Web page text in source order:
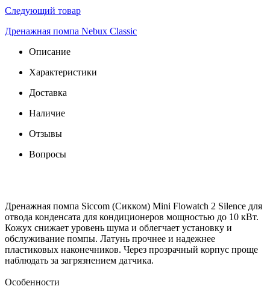
Следующий товар
Дренажная помпа Nebux Classic
Описание
Характеристики
Доставка
Наличие
Отзывы
Вопросы
Дренажная помпа Siccom (Сикком) Mini Flowatch 2 Silence для
отвода конденсата для кондиционеров мощностью до 10 кВт.
Кожух снижает уровень шума и облегчает установку и
обслуживание помпы. Латунь прочнее и надежнее
пластиковых наконечников. Через прозрачный корпус проще
наблюдать за загрязнением датчика.
Особенности